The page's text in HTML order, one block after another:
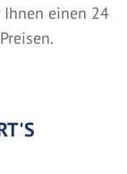
einen 24